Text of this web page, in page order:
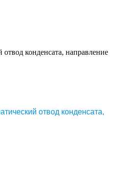
конденсата, направление
отвод конденсата,